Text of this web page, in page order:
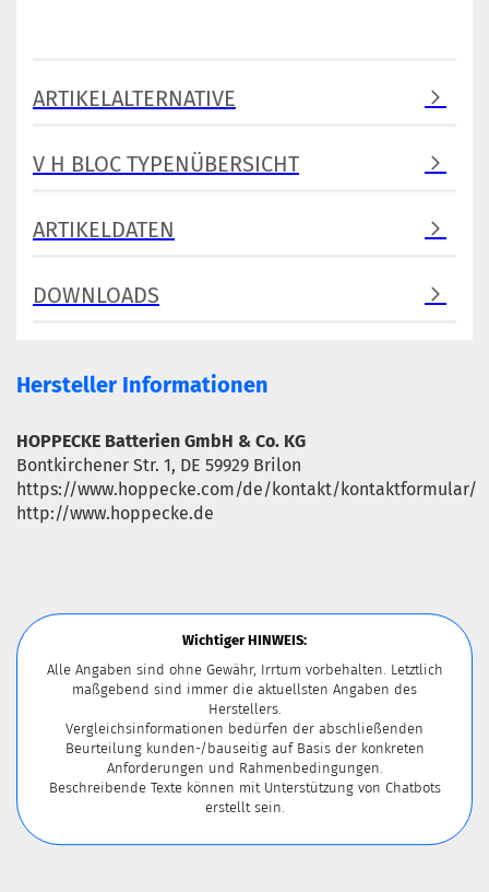
ARTIKELALTERNATIVE
V H BLOC TYPENÜBERSICHT
ARTIKELDATEN
DOWNLOADS
Hersteller Informationen
HOPPECKE Batterien GmbH & Co. KG
Bontkirchener Str. 1, DE 59929 Brilon
https://www.hoppecke.com/de/kontakt/kontaktformular/
http://www.hoppecke.de
Wichtiger HINWEIS:
Alle Angaben sind ohne Gewähr, Irrtum vorbehalten. Letztlich
maßgebend sind immer die aktuellsten Angaben des
Herstellers.
Vergleichsinformationen bedürfen der abschließenden
Beurteilung kunden-/bauseitig auf Basis der konkreten
Anforderungen und Rahmenbedingungen.
Beschreibende Texte können mit Unterstützung von Chatbots
erstellt sein.